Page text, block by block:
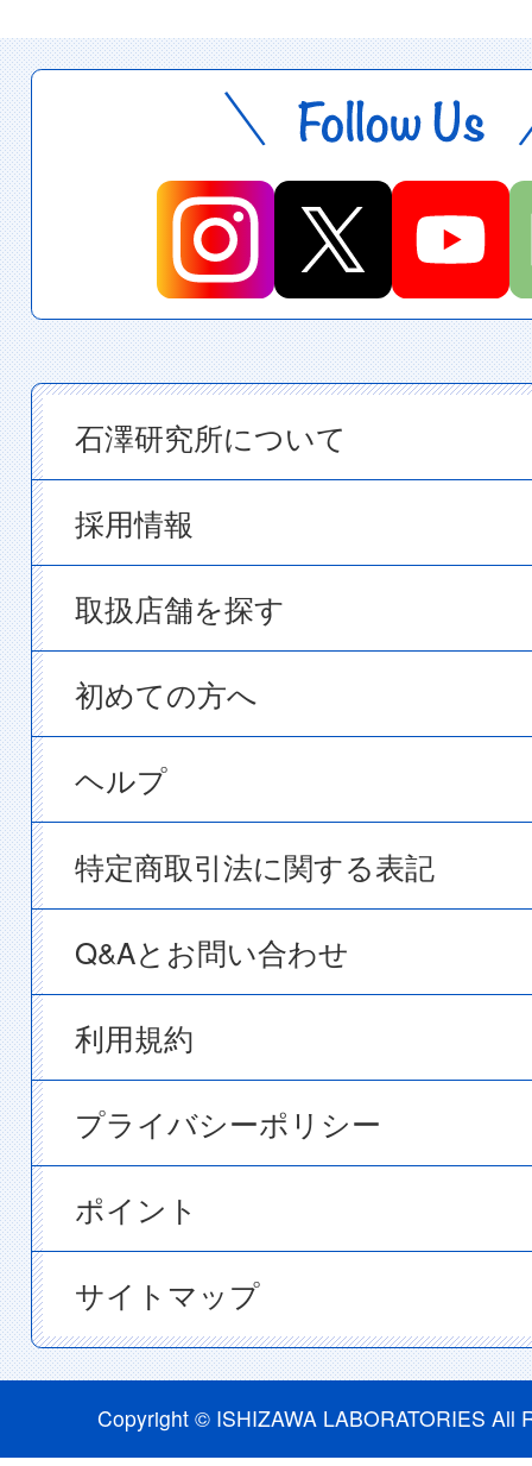
石澤研究所について
採用情報
取扱店舗を探す
初めての方へ
ヘルプ
特定商取引法に関する表記
Q&Aとお問い合わせ
利用規約
プライバシーポリシー
ポイント
サイトマップ
Copyright © ISHIZAWA LABORATORIES All